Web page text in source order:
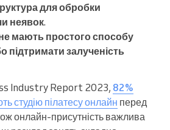
для обробки
неявок.
мають простого способу
підтримати залученість
Industry Report 2023, 82%
студію пілатесу онлайн перед
онлайн-присутність важлива